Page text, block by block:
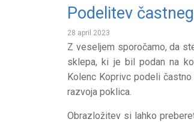
Podelitev
28 april 2023
Z veseljem sporočamo, da
sklepa, ki je bil podan na
Kolenc Koprivc podeli
razvoja poklica.
Obrazložitev si lahko